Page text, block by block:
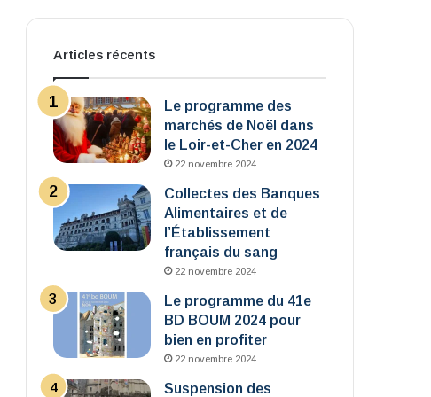
Articles récents
Le programme des
marchés de Noël dans
le Loir-et-Cher en 2024
22 novembre 2024
Collectes des Banques
Alimentaires et de
l’Établissement
français du sang
22 novembre 2024
Le programme du 41e
BD BOUM 2024 pour
bien en profiter
22 novembre 2024
Suspension des